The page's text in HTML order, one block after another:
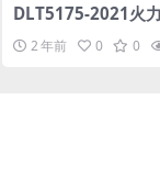
DLT5175-2021火
制系统设计规程(报
2 年前 0 0